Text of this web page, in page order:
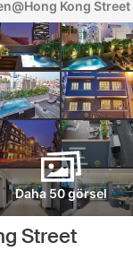
Kong Street
Daha 50 görsel
Street